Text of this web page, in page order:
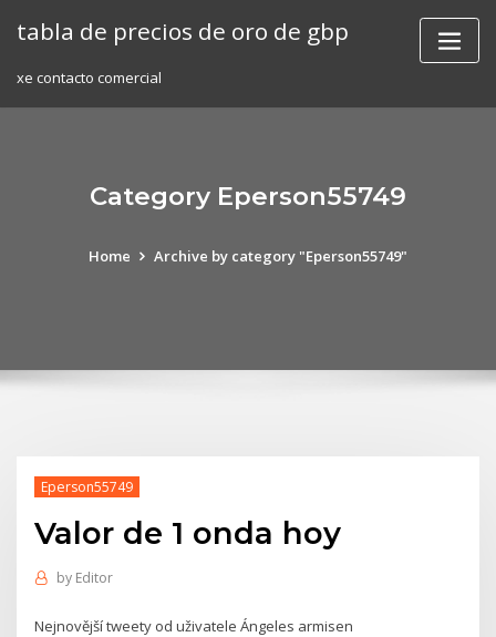
tabla de precios de oro de gbp
xe contacto comercial
Category Eperson55749
Home Archive by category "Eperson55749"
Eperson55749
Valor de 1 onda hoy
by Editor
Nejnovější tweety od uživatele Ángeles armisen